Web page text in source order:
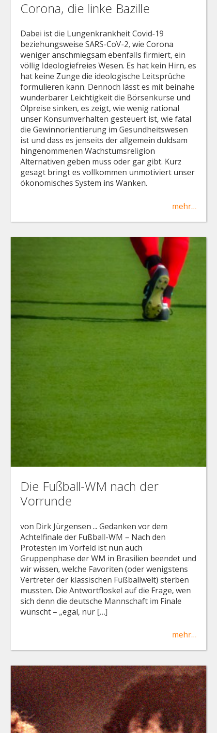
Corona, die linke Bazille
Dabei ist die Lungenkrankheit Covid-19
beziehungsweise SARS-CoV-2, wie Corona
weniger anschmiegsam ebenfalls firmiert, ein
völlig Ideologiefreies Wesen. Es hat kein Hirn, es
hat keine Zunge die ideologische Leitsprüche
formulieren kann. Dennoch lässt es mit beinahe
wunderbarer Leichtigkeit die Börsenkurse und
Ölpreise sinken, es zeigt, wie wenig rational
unser Konsumverhalten gesteuert ist, wie fatal
die Gewinnorientierung im Gesundheitswesen
ist und dass es jenseits der allgemein duldsam
hingenommenen Wachstumsreligion
Alternativen geben muss oder gar gibt. Kurz
gesagt bringt es vollkommen unmotiviert unser
ökonomisches System ins Wanken.
mehr…
Die Fußball-WM nach der
Vorrunde
von Dirk Jürgensen ... Gedanken vor dem
Achtelfinale der Fußball-WM – Nach den
Protesten im Vorfeld ist nun auch
Gruppenphase der WM in Brasilien beendet und
wir wissen, welche Favoriten (oder wenigstens
Vertreter der klassischen Fußballwelt) sterben
mussten. Die Antwortfloskel auf die Frage, wen
sich denn die deutsche Mannschaft im Finale
wünscht – „egal, nur […]
mehr…